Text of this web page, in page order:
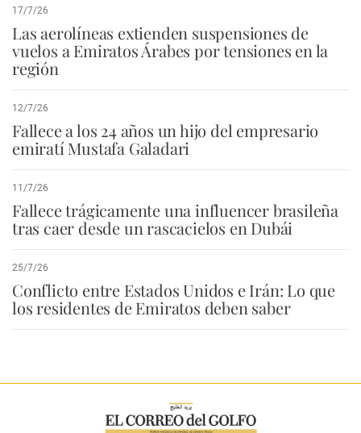
17/7/26
Las aerolíneas extienden suspensiones de
vuelos a Emiratos Árabes por tensiones en la
región
12/7/26
Fallece a los 24 años un hijo del empresario
emiratí Mustafa Galadari
11/7/26
Fallece trágicamente una influencer brasileña
tras caer desde un rascacielos en Dubái
25/7/26
Conflicto entre Estados Unidos e Irán: Lo que
los residentes de Emiratos deben saber